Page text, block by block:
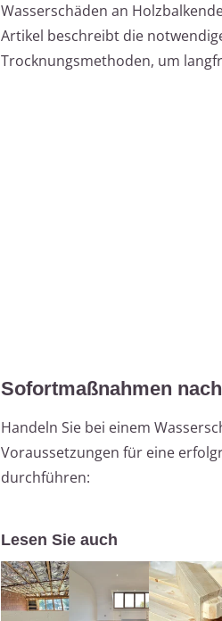
Wasserschäden an
Artikel beschreibt die
Trocknungsmethoden, um
Sofortmaßnahmen
Handeln Sie bei einem
Voraussetzungen für eine
durchführen:
Lesen Sie auch